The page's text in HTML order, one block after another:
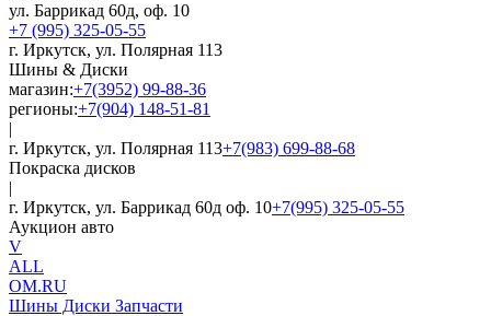
ул. Баррикад 60д, оф. 10
+7 (995) 325-05-55
г. Иркутск, ул. Полярная 113
Шины & Диски
магазин:+7(3952) 99-88-36
регионы:+7(904) 148-51-81
|
г. Иркутск, ул. Полярная 113+7(983) 699-88-68
Покраска дисков
|
г. Иркутск, ул. Баррикад 60д оф. 10+7(995) 325-05-55
Аукцион авто
V
ALL
OM.RU
Шины Диски Запчасти